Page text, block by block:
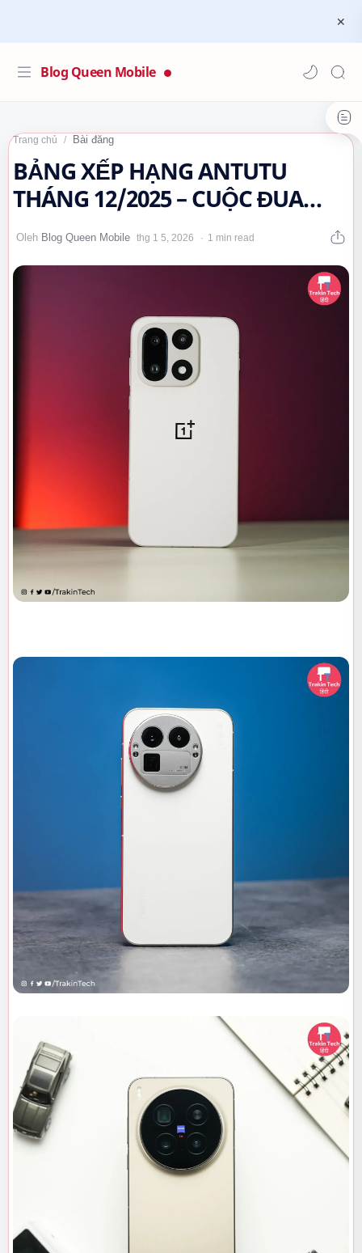
Blog Queen Mobile
Trang chủ Bài đăng
BẢNG XẾP HẠNG ANTUTU
THÁNG 12/2025 – CUỘC ĐUA
HIỆU NĂNG ANDROID CHẠM
NGƯỠNG 4 TRIỆU ĐIỂM…
1 min read